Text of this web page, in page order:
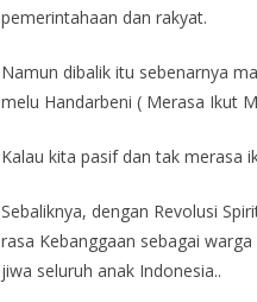
pemerintahaan dan rakyat.
Namun dibalik itu sebenarnya
melu Handarbeni ( Merasa Ikut
Kalau kita pasif dan tak merasa
Sebaliknya, dengan Revolusi
rasa Kebanggaan sebagai
jiwa seluruh anak Indonesia..